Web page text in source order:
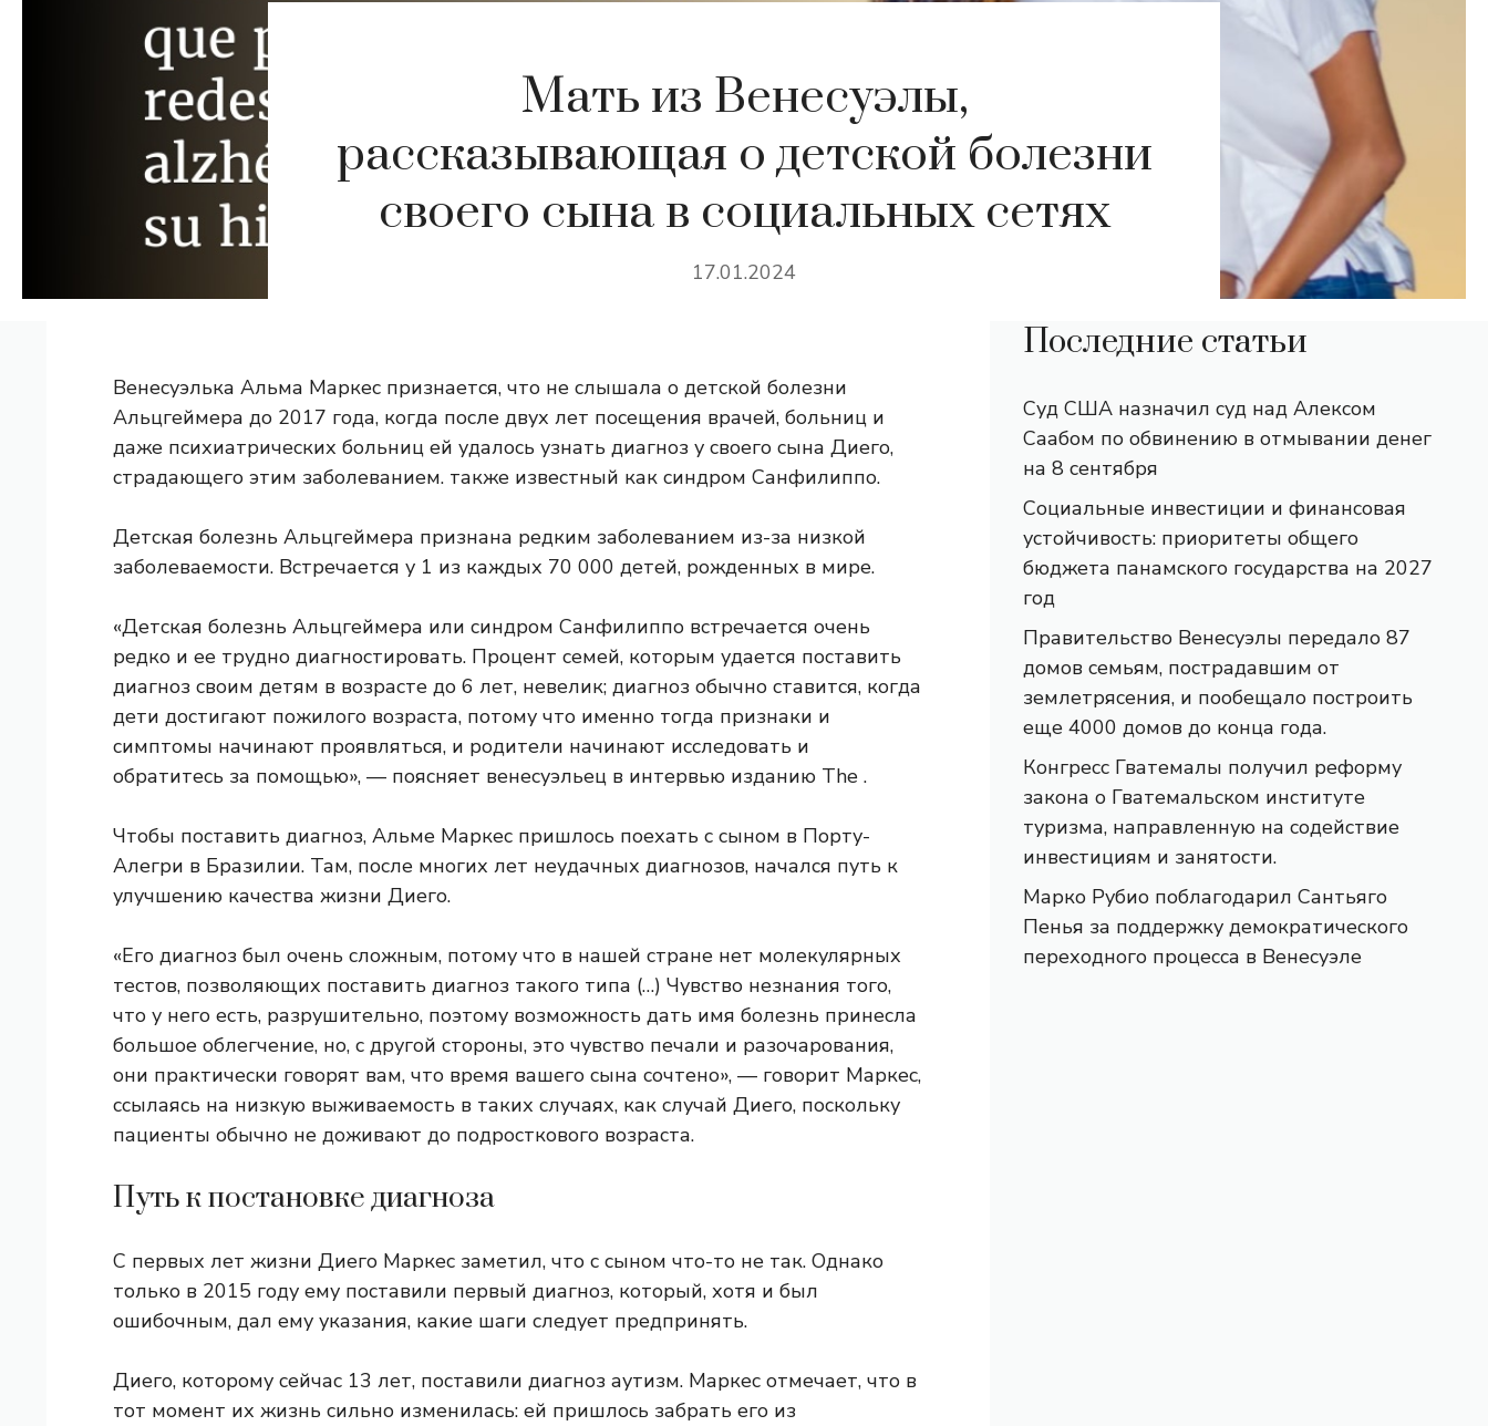
Мать из Венесуэлы,
рассказывающая о детской болезни
своего сына в социальных сетях
17.01.2024
Венесуэлька Альма Маркес признается, что не слышала о детской болезни
Альцгеймера до 2017 года, когда после двух лет посещения врачей, больниц и
даже психиатрических больниц ей удалось узнать диагноз у своего сына Диего,
страдающего этим заболеванием. также известный как синдром Санфилиппо.
Детская болезнь Альцгеймера признана редким заболеванием из-за низкой
заболеваемости. Встречается у 1 из каждых 70 000 детей, рожденных в мире.
«Детская болезнь Альцгеймера или синдром Санфилиппо встречается очень
редко и ее трудно диагностировать. Процент семей, которым удается поставить
диагноз своим детям в возрасте до 6 лет, невелик; диагноз обычно ставится, когда
дети достигают пожилого возраста, потому что именно тогда признаки и
симптомы начинают проявляться, и родители начинают исследовать и
обратитесь за помощью», — поясняет венесуэльец в интервью изданию The .
Чтобы поставить диагноз, Альме Маркес пришлось поехать с сыном в Порту-
Алегри в Бразилии. Там, после многих лет неудачных диагнозов, начался путь к
улучшению качества жизни Диего.
«Его диагноз был очень сложным, потому что в нашей стране нет молекулярных
тестов, позволяющих поставить диагноз такого типа (…) Чувство незнания того,
что у него есть, разрушительно, поэтому возможность дать имя болезнь принесла
большое облегчение, но, с другой стороны, это чувство печали и разочарования,
они практически говорят вам, что время вашего сына сочтено», — говорит Маркес,
ссылаясь на низкую выживаемость в таких случаях, как случай Диего, поскольку
пациенты обычно не доживают до подросткового возраста.
Путь к постановке диагноза
С первых лет жизни Диего Маркес заметил, что с сыном что-то не так. Однако
только в 2015 году ему поставили первый диагноз, который, хотя и был
ошибочным, дал ему указания, какие шаги следует предпринять.
Диего, которому сейчас 13 лет, поставили диагноз аутизм. Маркес отмечает, что в
тот момент их жизнь сильно изменилась: ей пришлось забрать его из
Последние статьи
Суд США назначил суд над Алексом
Саабом по обвинению в отмывании денег
на 8 сентября
Социальные инвестиции и финансовая
устойчивость: приоритеты общего
бюджета панамского государства на 2027
год
Правительство Венесуэлы передало 87
домов семьям, пострадавшим от
землетрясения, и пообещало построить
еще 4000 домов до конца года.
Конгресс Гватемалы получил реформу
закона о Гватемальском институте
туризма, направленную на содействие
инвестициям и занятости.
Марко Рубио поблагодарил Сантьяго
Пенья за поддержку демократического
переходного процесса в Венесуэле